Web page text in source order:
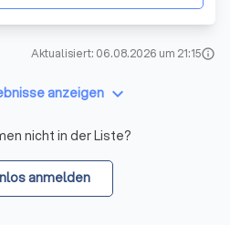
Aktualisiert: 06.08.2026 um 21:15info
anzeigen keyboard_arrow_down
nicht in der Liste?
anmelden